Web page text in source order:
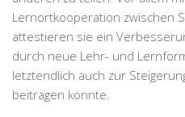
Lernortkooperation zwischen
attestieren sie ein
durch neue Lehr- und
letztendlich auch zur
beitragen könnte.